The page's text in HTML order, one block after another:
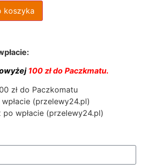
koszyka
100 zł do Paczkmatu.
zł do Paczkomatu
wpłacie (przelewy24.pl)
po wpłacie (przelewy24.pl)